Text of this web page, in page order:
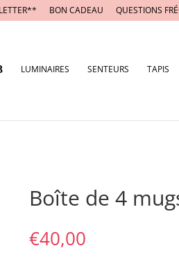
BON CADEAU QUESTIONS
LUMINAIRES SENTEURS TAPIS
Boîte de 4
€40,00